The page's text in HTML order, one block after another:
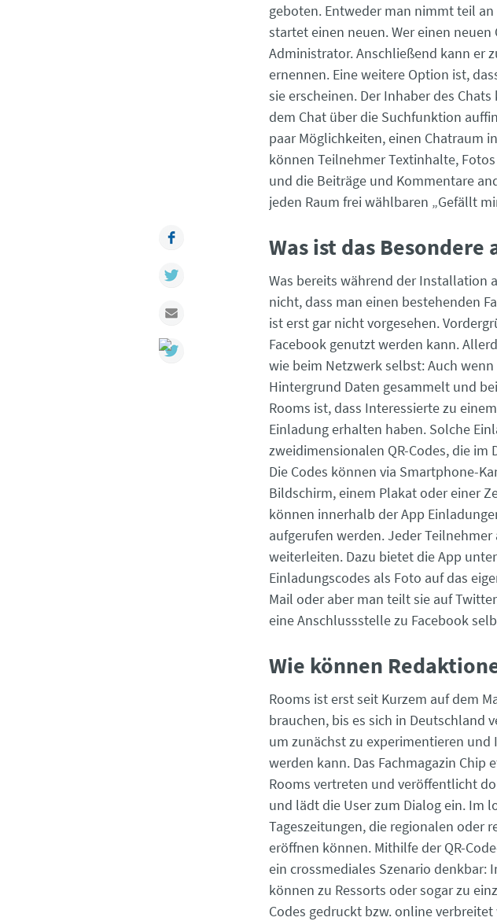
geboten. Entweder man nimmt teil
startet einen neuen. Wer einen
Administrator. Anschließend kann er
ernennen. Eine weitere Option ist,
sie erscheinen. Der Inhaber des
dem Chat über die Suchfunktion
paar Möglichkeiten, einen Chatraum
können Teilnehmer Textinhalte,
und die Beiträge und Kommentare
jeden Raum frei wählbaren „Gefällt
Was ist das Besondere
Was bereits während der Installation
nicht, dass man einen bestehenden
ist erst gar nicht vorgesehen.
Facebook genutzt werden kann.
wie beim Netzwerk selbst: Auch
Hintergrund Daten gesammelt und
Rooms ist, dass Interessierte zu
Einladung erhalten haben. Solche
zweidimensionalen QR-Codes, die im
Die Codes können via Smartphone-
Bildschirm, einem Plakat oder einer
können innerhalb der App
aufgerufen werden. Jeder
weiterleiten. Dazu bietet die App
Einladungscodes als Foto auf das
Mail oder aber man teilt sie auf
eine Anschlussstelle zu Facebook
Wie können
Rooms ist erst seit Kurzem auf dem
brauchen, bis es sich in Deutschland
um zunächst zu experimentieren
werden kann. Das Fachmagazin
Rooms vertreten und veröffentlicht
und lädt die User zum Dialog ein. Im
Tageszeitungen, die regionalen oder
eröffnen können. Mithilfe der QR-
ein crossmediales Szenario denkbar:
können zu Ressorts oder sogar zu
Codes gedruckt bzw. online